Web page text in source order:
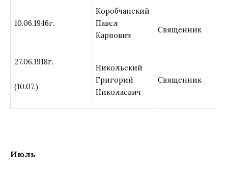
10.06.1946г.
Коробчанский
Павел
Карпович
Священник
27.06.1918г.
(10.07.)
Никольский
Григорий
Николаевич
Священник
Июль